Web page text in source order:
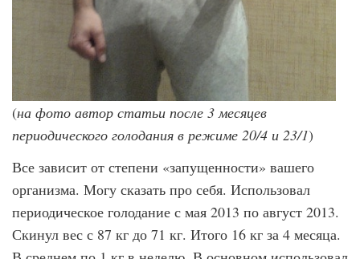
(на фото автор статьи после 3 месяцев
периодического голодания в режиме 20/4 и 23/1)
Все зависит от степени «запущенности» вашего
организма. Могу сказать про себя. Использовал
периодическое голодание с мая 2013 по август 2013.
Скинул вес с 87 кг до 71 кг. Итого 16 кг за 4 месяца.